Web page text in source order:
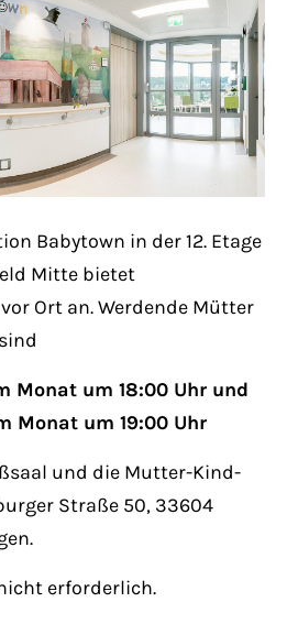
customers
600
Babytown in der 12. Etage
Mitte bietet
Ort an. Werdende Mütter
Monat um 18:00 Uhr und
Monat um 19:00 Uhr
und die Mutter-Kind-
Straße 50, 33604
erforderlich.